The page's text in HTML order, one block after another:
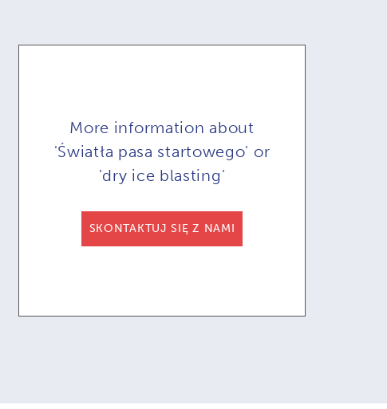
More information about
'Światła pasa startowego' or
'dry ice blasting'
SKONTAKTUJ SIĘ Z NAMI
COB71A do
zautomatyzowanego
COMBI71:
Opcjonalne zdalne